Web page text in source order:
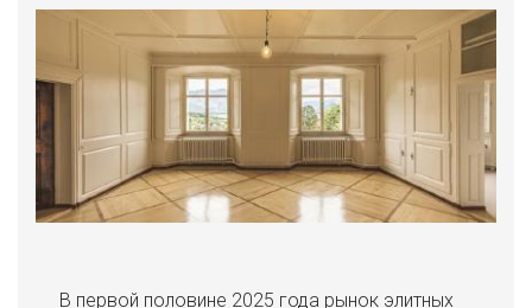
В первой половине 2025 года рынок элитных